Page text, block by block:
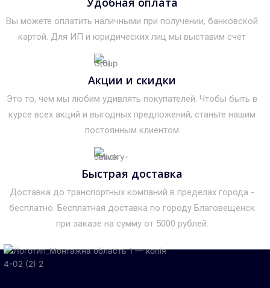
Вы можете оплатить наличными при получении, банковской
картой. Для ИП и юридических лиц мы выставим счет
Акции и скидки
Это то, чем мы любим удивлять покупателей. Чтобы быть в
курсе всех акций и выгодных предложений, станьте нашим
постоянным клиентом
Быстрая доставка
Доставка до транспортных компаний в пределах города -
бесплатно. Бесплатная доставка по городу Благовещенск
при заказе на сумму от 5000 рублей.